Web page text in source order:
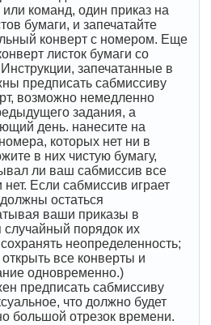
или команд, один приказ на
бумаги, и запечатайте
конверт с номером. Еще
листок бумаги со
запечатанные в
предписать сабмиссиву
возможно немедленно
задания, а
день. нанесите на
которых нет ни в
в них чистую бумагу,
ли ваш сабмиссив все
Если сабмиссив играет
остаться
ваши приказы в
случайный порядок их
неопределенность;
все конверты и
одновременно.)
предписать сабмиссиву
что должно будет
большой отрезок времени.